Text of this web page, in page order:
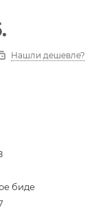
Нашли дешевле?
биде